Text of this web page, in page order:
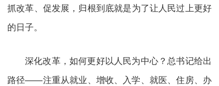
抓改革、促发展，归根到底就是为了让人民过上更好
的日子。
深化改革，如何更好以人民为中心？总书记给出
路径——注重从就业、增收、入学、就医、住房、办